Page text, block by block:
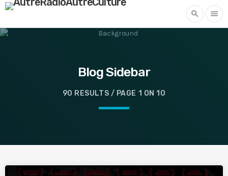
search menu
Blog Sidebar
90 RESULTS / PAGE 1 ON 10